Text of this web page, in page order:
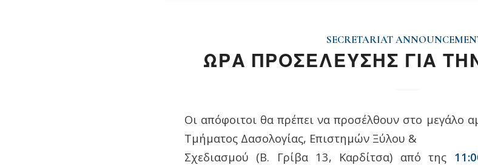
SECRETARIAT
ΩΡΑ ΠΡΟΣΕΛΕΥΣΗΣ ΓΙΑ
Οι απόφοιτοι θα πρέπει να προσέλθουν στο μεγάλο
Τμήματος Δασολογίας, Επιστημών Ξύλου &
Σχεδιασμού (Β. Γρίβα 13, Καρδίτσα) από της